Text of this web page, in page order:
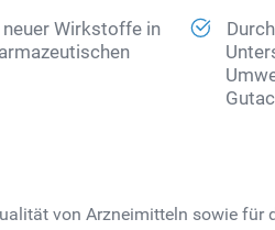
Wirkstoffe in
von Arzneimitteln sowie für